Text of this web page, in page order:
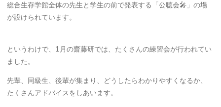
総合生存学館全体の先生と学生の前で発表する「公聴会🎤」の場
が設けられています。
というわけで、1月の齋藤研では、たくさんの練習会が行われてい
ました。
先輩、同級生、後輩が集まり、どうしたらわかりやすくなるか、
たくさんアドバイスをしあいます。